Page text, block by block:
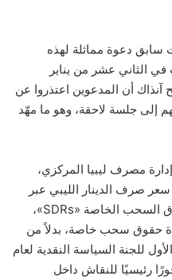
دعوة مماثلة لهذه
الثاني عشر من يناير
أن المدعوين اعتذروا عن
إلى جلسة لاحقة، وهو ما مهّد
مصرف ليبيا المركزي،
بتعديل سعر صرف الدينار الليبي عبر
خفضه بنسبة 14.7% أمام وحدة حقوق السحب الخاصة «SDRs»،
دينار معادلاً لـ0.1150 وحدة حقوق سحب خاصة، بدلاً من
الأول للجنة السياسة النقدية لعام
رئيسيًا للنقاش داخل